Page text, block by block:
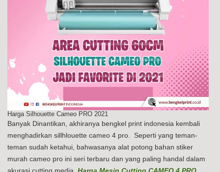
Harga Silhouette Cameo PRO 2021
Banyak Dinantikan, akhiranya bengkel print indonesia kembali
menghadirkan sillhlouette cameo 4 pro. Seperti yang teman-
teman sudah ketahui, bahwasanya alat potong bahan stiker
murah cameo pro ini seri terbaru dan yang paling handal dalam